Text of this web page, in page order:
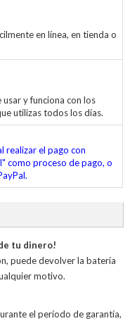
en línea, en tienda o
y funciona con los
utilizas todos los días.
realizar el pago con
como proceso de pago, o
tu dinero!
puede devolver la batería
motivo.
el período de garantía,